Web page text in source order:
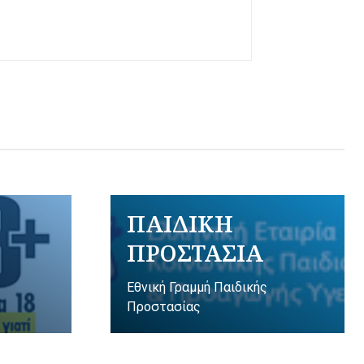
ΠΑΙΔΙΚΗ
ΠΡΟΣΤΑΣΙΑ
Εθνική Γραμμή Παιδικής
Προστασίας